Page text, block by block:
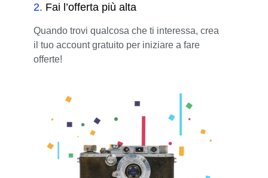
2. Fai l’offerta più alta
Quando trovi qualcosa che ti interessa, crea
il tuo account gratuito per iniziare a fare
offerte!